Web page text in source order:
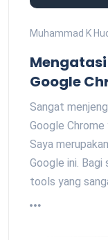
Muhammad K
Google
Sangat
Google Chrome
Saya
Google ini. Bagi
tools yang